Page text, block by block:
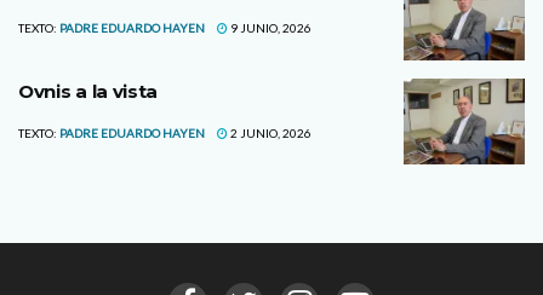
TEXTO: PADRE EDUARDO HAYEN 9 JUNIO, 2026
Ovnis a la vista
TEXTO: PADRE EDUARDO HAYEN 2 JUNIO, 2026